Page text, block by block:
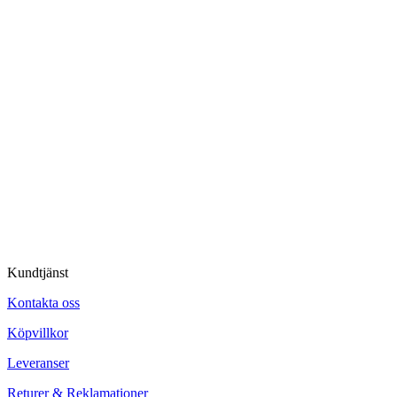
Kundtjänst
Kontakta oss
Köpvillkor
Leveranser
Returer & Reklamationer